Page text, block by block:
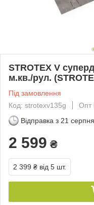
STROTEX V
м.кв./рул.
Під замовлення
Код: strotexv135g
Опт
Відправка з 21
2 599 ₴
2 399 ₴ від 5 шт.